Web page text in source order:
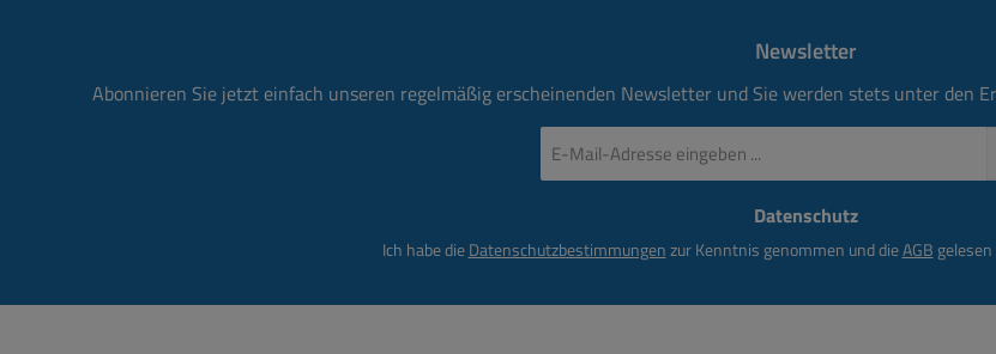
Newsletter
Abonnieren Sie jetzt einfach unseren regelmäßig erscheinenden Newsletter und Sie werden stets unter den
Mail-
Datenschutz
Ich habe dieDatenschutzbestimmungenzur Kenntnis genommen und dieAGB